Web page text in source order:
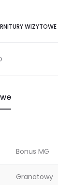
WIZYTOWE
Bonus MG
Granatowy